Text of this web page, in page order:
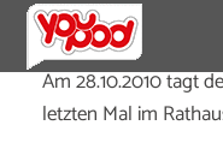
Am 28.10.2010 tagt
letzten Mal im